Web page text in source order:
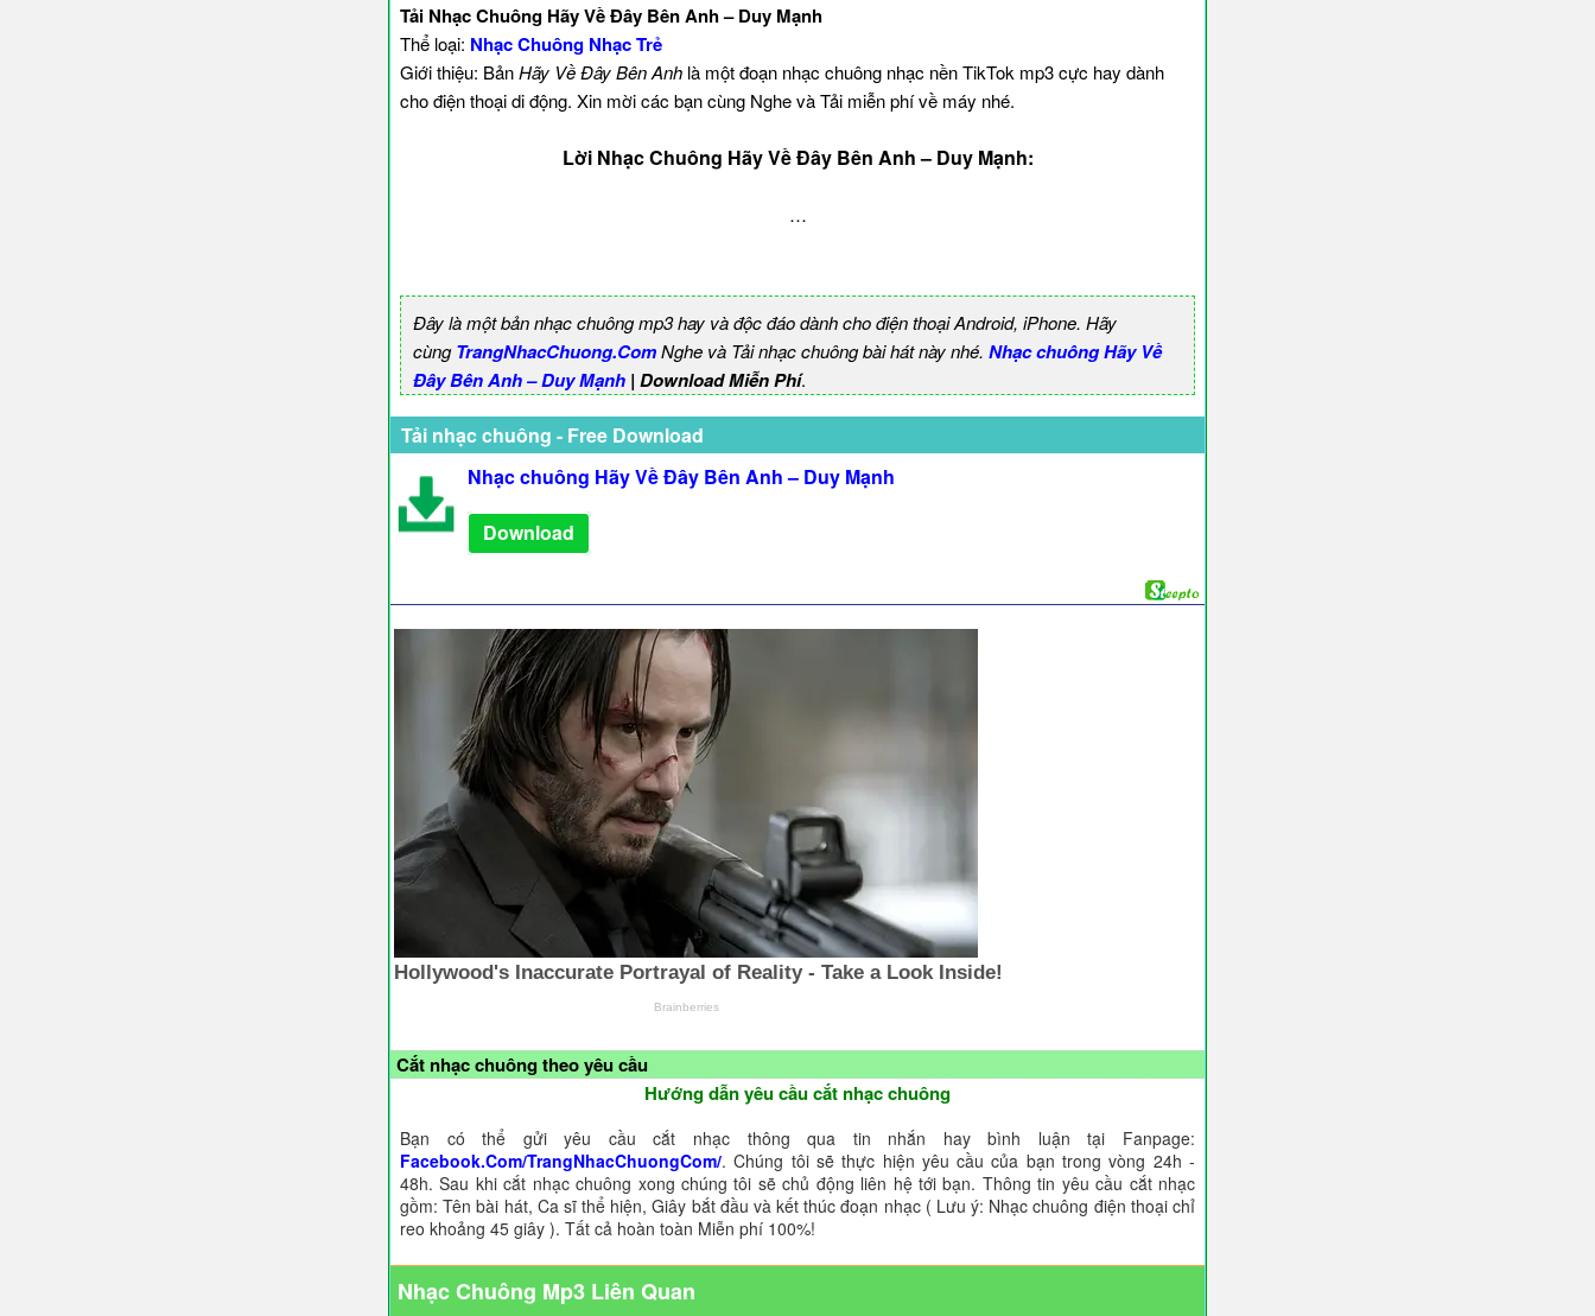
Tải Nhạc Chuông Hãy Về Đây Bên Anh – Duy Mạnh
Thể loại: Nhạc Chuông Nhạc Trẻ
Giới thiệu: BảnHãy Về Đây Bên Anh là một đoạn nhạc chuông nhạc nền TikTok mp3 cực hay dành
cho điện thoại di động. Xin mời các bạn cùng Nghe và Tải miễn phí về máy nhé.
Lời Nhạc Chuông Hãy Về Đây Bên Anh – Duy Mạnh:
…
Đây là một bản nhạc chuông mp3 hay và độc đáo dành cho điện thoại Android, iPhone. Hãy
cùngTrangNhacChuong.ComNghe và Tải nhạc chuông bài hát này nhé. Nhạc chuông Hãy Về
Đây Bên Anh – Duy Mạnh | Download Miễn Phí.
Tải nhạc chuông - Free Download
Nhạc chuông Hãy Về Đây Bên Anh – Duy Mạnh
Download
Cắt nhạc chuông theo yêu cầu
Hướng dẫn yêu cầu cắt nhạc chuông
Bạn có thể gửi yêu cầu cắt nhạc thông qua tin nhắn hay bình luận tại Fanpage:
Facebook.Com/TrangNhacChuongCom/. Chúng tôi sẽ thực hiện yêu cầu của bạn trong vòng 24h -
48h. Sau khi cắt nhạc chuông xong chúng tôi sẽ chủ động liên hệ tới bạn. Thông tin yêu cầu cắt nhạc
gồm: Tên bài hát, Ca sĩ thể hiện, Giây bắt đầu và kết thúc đoạn nhạc ( Lưu ý: Nhạc chuông điện thoại chỉ
reo khoảng 45 giây ). Tất cả hoàn toàn Miễn phí 100%!
Nhạc Chuông Mp3 Liên Quan